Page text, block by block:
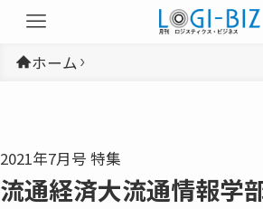
ホーム
2021年7月号 特集
流通経済大流通情報学